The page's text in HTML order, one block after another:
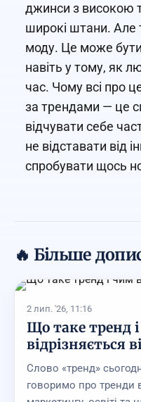
джинси з високою
широкі штани. Але
моду. Це може бути
навіть у тому, як
час. Чому всі про
за трендами — це
відчувати себе
не відставати від
спробувати щось
🔥 Більше
2 лип. '26, 11:16
Що таке тренд
відрізняється
Слово «тренд»
говоримо про тренди